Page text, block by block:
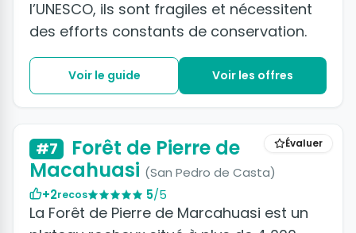
l’UNESCO, ils sont fragiles et nécessitent
des efforts constants de conservation.
Voir le guide Voir les offres
Évaluer
#7
Forêt de Pierre de
Macahuasi (San Pedro de Casta)
+2recos 5/5
La Forêt de Pierre de Marcahuasi est un